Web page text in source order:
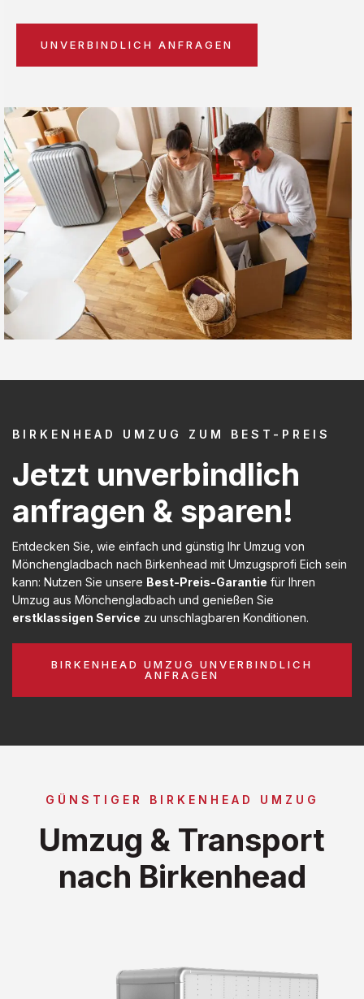
UNVERBINDLICH ANFRAGEN
BIRKENHEAD UMZUG ZUM BEST-PREIS
Jetzt unverbindlich
anfragen & sparen!
Entdecken Sie, wie einfach und günstig Ihr Umzug von
Mönchengladbach nach Birkenhead mit Umzugsprofi Eich sein
kann: Nutzen Sie unsere Best-Preis-Garantie für Ihren
Umzug aus Mönchengladbach und genießen Sie
erstklassigen Service zu unschlagbaren Konditionen.
BIRKENHEAD UMZUG UNVERBINDLICH
ANFRAGEN
GÜNSTIGER BIRKENHEAD UMZUG
Umzug & Transport
nach Birkenhead